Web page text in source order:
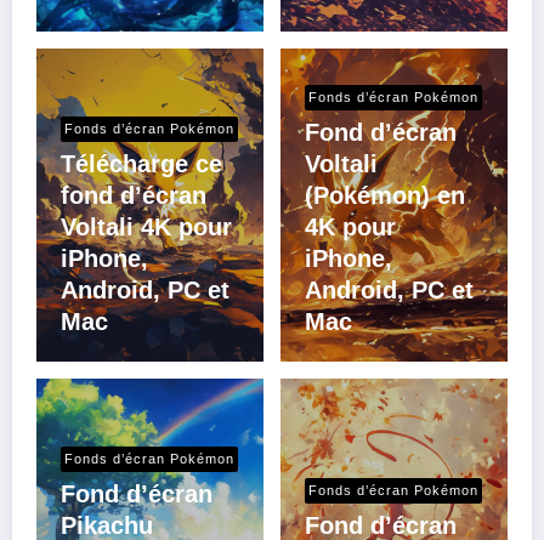
Fonds d’écran Pokémon
Télécharge ce
fond d’écran
Voltali 4K pour
iPhone,
Android, PC et
Mac
Fonds d’écran Pokémon
Fond d’écran
Voltali
(Pokémon) en
4K pour
iPhone,
Android, PC et
Mac
Fonds d’écran Pokémon
Fond d’écran
Pikachu
Fonds d’écran Pokémon
Fond d’écran